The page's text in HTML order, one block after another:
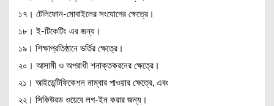
১৭। টেলিফোন-মোবাইলের সংযোগের ক্ষেত্রে।
১৮। ই-টিকেটিং এর জন্য।
১৯। শিক্ষাপ্রতিষ্ঠানে ভর্তির ক্ষেত্রে।
২০। আসামী ও অপরাধী শনাক্তকরনের ক্ষেত্রে।
২১। আইডেন্টিফিকেশন নাম্বার পাওয়ার ক্ষেত্রে, এবং
২২। সিকিউরড ওয়েবে লগ-ইন করার জন্য।